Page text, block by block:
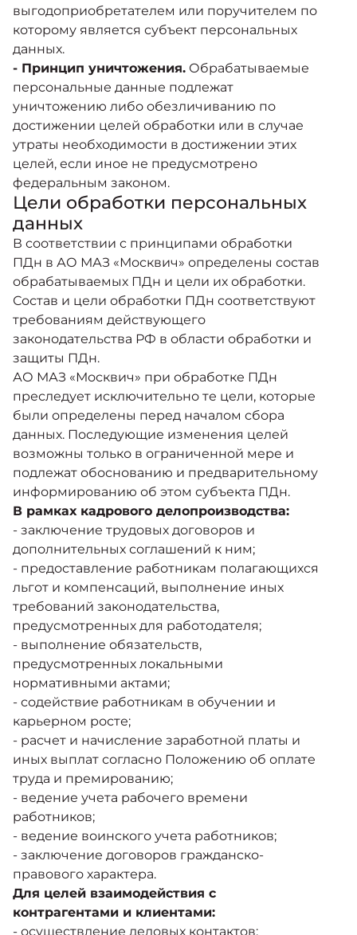
выгодоприобретателем или поручителем по
которому является субъект персональных
данных.
- Принцип уничтожения. Обрабатываемые
персональные данные подлежат
уничтожению либо обезличиванию по
достижении целей обработки или в случае
утраты необходимости в достижении этих
целей, если иное не предусмотрено
федеральным законом.
Цели обработки персональных
данных
В соответствии с принципами обработки
ПДн в АО МАЗ «Москвич» определены состав
обрабатываемых ПДн и цели их обработки.
Состав и цели обработки ПДн соответствуют
требованиям действующего
законодательства РФ в области обработки и
защиты ПДн.
АО МАЗ «Москвич» при обработке ПДн
преследует исключительно те цели, которые
были определены перед началом сбора
данных. Последующие изменения целей
возможны только в ограниченной мере и
подлежат обоснованию и предварительному
информированию об этом субъекта ПДн.
В рамках кадрового делопроизводства:
- заключение трудовых договоров и
дополнительных соглашений к ним;
- предоставление работникам полагающихся
льгот и компенсаций, выполнение иных
требований законодательства,
предусмотренных для работодателя;
- выполнение обязательств,
предусмотренных локальными
нормативными актами;
- содействие работникам в обучении и
карьерном росте;
- расчет и начисление заработной платы и
иных выплат согласно Положению об оплате
труда и премированию;
- ведение учета рабочего времени
работников;
- ведение воинского учета работников;
- заключение договоров гражданско-
правового характера.
Для целей взаимодействия с
контрагентами и клиентами:
- осуществление деловых контактов;